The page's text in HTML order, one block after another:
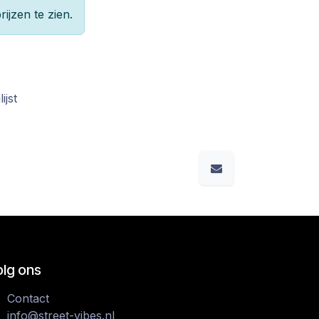
te zien.
ons
Contact
info@street-vibes.nl